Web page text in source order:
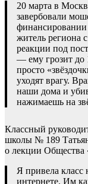
20 марта в
завербовали
финансировании
житель региона
реакции под
— ему грозит до
просто
уходят врагу.
наши дома и
нажимаешь на
Классный
школы № 189
о лекции Общества
Я привела класс
интернете. Им